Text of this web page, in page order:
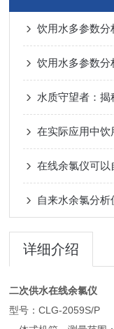
饮用水多参数分
水质守望者：
在实际应用中饮
自来水余氯分
详细介绍
二次供水在线余氯仪
型号：CLG-2059S/P